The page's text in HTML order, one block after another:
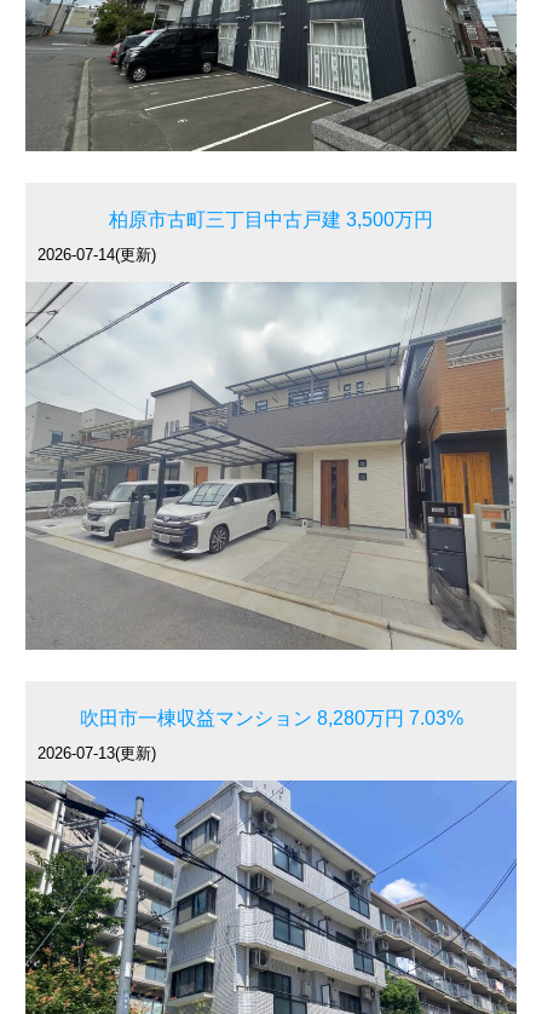
柏原市古町三丁目中古戸建 3,500万円
2026-07-14(更新)
吹田市一棟収益マンション 8,280万円 7.03%
2026-07-13(更新)